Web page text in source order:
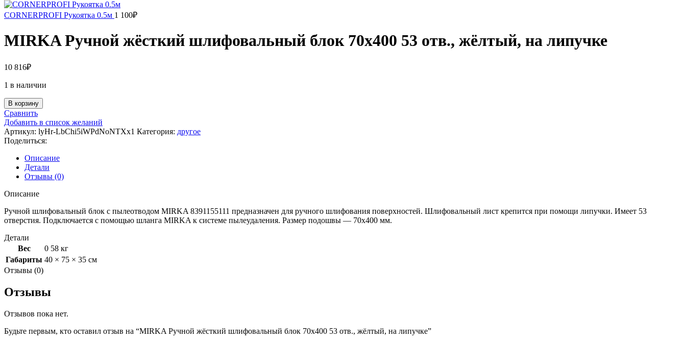
CORNERPROFI Рукоятка 0.5м 1 100₽
MIRKA Ручной жёсткий шлифовальный блок 70х400 53 отв., жёлтый, на липучке
10 816₽
1 в наличии
Количество
товара
MIRKA
Ручной
жёсткий
шлифовальный
блок
70х400
жёлтый,
липучке
В корзину
Сравнить
Добавить в список желаний
Артикул: lyHr-LbChi5iWPdNoNTXx1 Категория: другое
Поделиться:
Описание
Детали
Отзывы (0)
Описание
Ручной шлифовальный блок с пылеотводом MIRKA 8391155111 предназначен для ручного шлифования поверхностей. Шлифовальный лист крепится при помощи липучки. Имеет 53
отверстия. Подключается с помощью шланга MIRKA к системе пылеудаления. Размер подошвы — 70х400 мм.
Детали
Вес
0 58 кг
Габариты 40 × 75 × 35 см
Отзывы (0)
Отзывы
Отзывов пока нет.
Будьте первым, кто оставил отзыв на “MIRKA Ручной жёсткий шлифовальный блок 70х400 53 отв., жёлтый, на липучке”